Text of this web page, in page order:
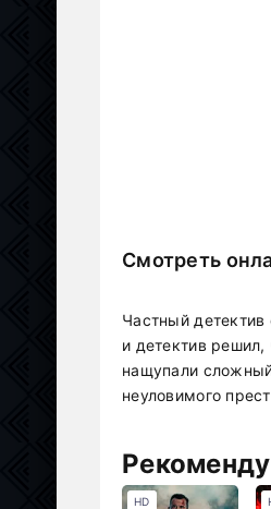
Смотреть
Частный
и детектив
нащупали
неуловимого
HD